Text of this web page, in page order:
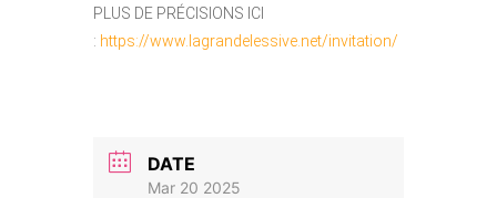
PLUS DE PRÉCISIONS ICI
: https://www.lagrandelessive.net/invitation/
DATE
Mar 20 2025